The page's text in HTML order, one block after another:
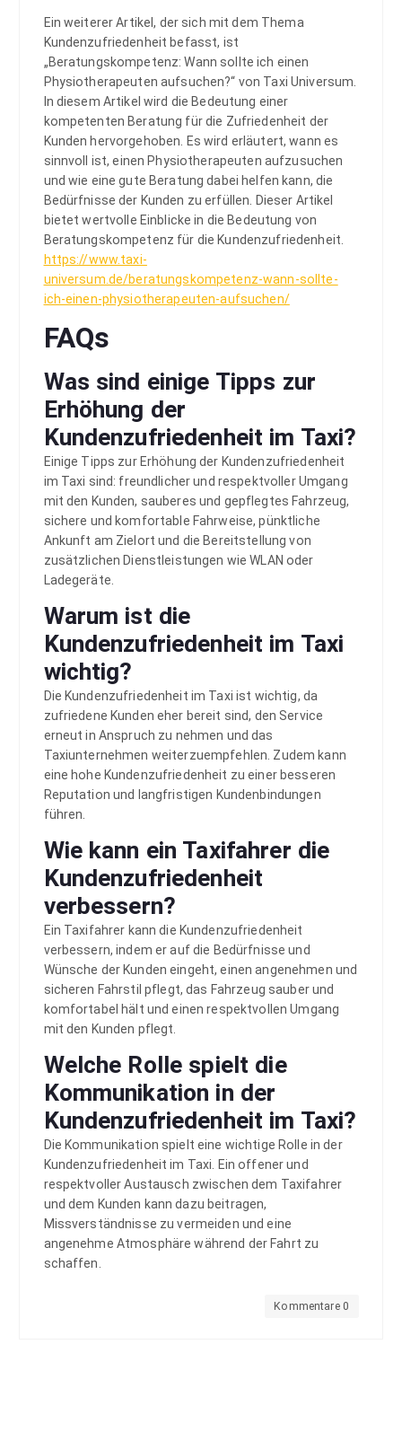
Ein weiterer Artikel, der sich mit dem Thema
Kundenzufriedenheit befasst, ist
„Beratungskompetenz: Wann sollte ich einen
Physiotherapeuten aufsuchen?“ von Taxi Universum.
In diesem Artikel wird die Bedeutung einer
kompetenten Beratung für die Zufriedenheit der
Kunden hervorgehoben. Es wird erläutert, wann es
sinnvoll ist, einen Physiotherapeuten aufzusuchen
und wie eine gute Beratung dabei helfen kann, die
Bedürfnisse der Kunden zu erfüllen. Dieser Artikel
bietet wertvolle Einblicke in die Bedeutung von
Beratungskompetenz für die Kundenzufriedenheit.
https://www.taxi-
universum.de/beratungskompetenz-wann-sollte-
ich-einen-physiotherapeuten-aufsuchen/
FAQs
Was sind einige Tipps zur
Erhöhung der
Kundenzufriedenheit im Taxi?
Einige Tipps zur Erhöhung der Kundenzufriedenheit
im Taxi sind: freundlicher und respektvoller Umgang
mit den Kunden, sauberes und gepflegtes Fahrzeug,
sichere und komfortable Fahrweise, pünktliche
Ankunft am Zielort und die Bereitstellung von
zusätzlichen Dienstleistungen wie WLAN oder
Ladegeräte.
Warum ist die
Kundenzufriedenheit im Taxi
wichtig?
Die Kundenzufriedenheit im Taxi ist wichtig, da
zufriedene Kunden eher bereit sind, den Service
erneut in Anspruch zu nehmen und das
Taxiunternehmen weiterzuempfehlen. Zudem kann
eine hohe Kundenzufriedenheit zu einer besseren
Reputation und langfristigen Kundenbindungen
führen.
Wie kann ein Taxifahrer die
Kundenzufriedenheit
verbessern?
Ein Taxifahrer kann die Kundenzufriedenheit
verbessern, indem er auf die Bedürfnisse und
Wünsche der Kunden eingeht, einen angenehmen und
sicheren Fahrstil pflegt, das Fahrzeug sauber und
komfortabel hält und einen respektvollen Umgang
mit den Kunden pflegt.
Welche Rolle spielt die
Kommunikation in der
Kundenzufriedenheit im Taxi?
Die Kommunikation spielt eine wichtige Rolle in der
Kundenzufriedenheit im Taxi. Ein offener und
respektvoller Austausch zwischen dem Taxifahrer
und dem Kunden kann dazu beitragen,
Missverständnisse zu vermeiden und eine
angenehme Atmosphäre während der Fahrt zu
schaffen.
Kommentare 0